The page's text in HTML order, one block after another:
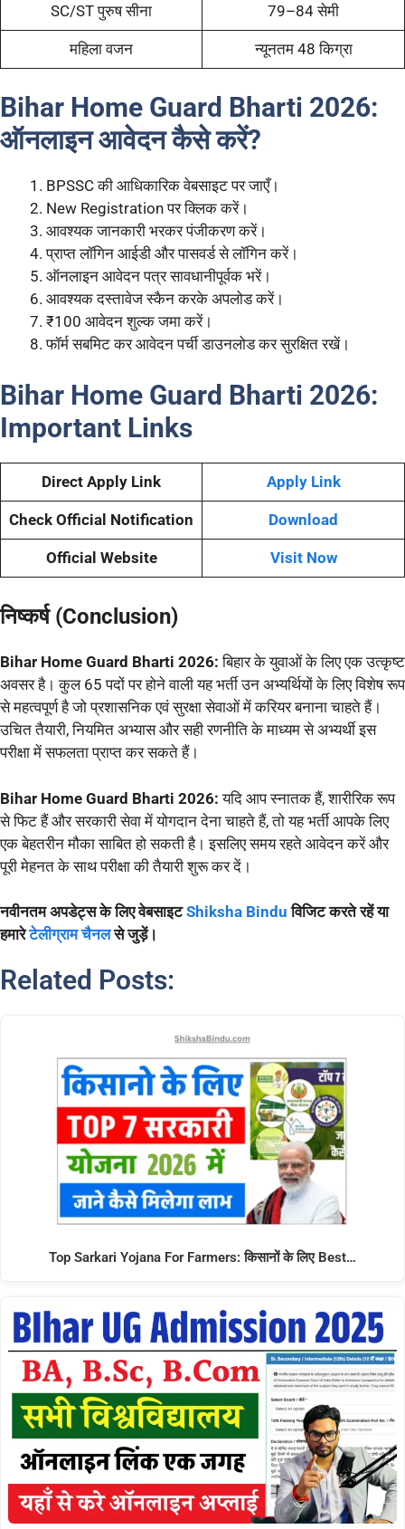
SC/ST पुरुष सीना 79–84 सेमी
महिला वजन न्यूनतम 48 किग्रा
Bihar Home Guard Bharti 2026:
ऑनलाइन आवेदन कैसे करें?
BPSSC की आधिकारिक वेबसाइट पर जाएँ।
New Registration पर क्लिक करें।
आवश्यक जानकारी भरकर पंजीकरण करें।
प्राप्त लॉगिन आईडी और पासवर्ड से लॉगिन करें।
ऑनलाइन आवेदन पत्र सावधानीपूर्वक भरें।
आवश्यक दस्तावेज स्कैन करके अपलोड करें।
₹100 आवेदन शुल्क जमा करें।
फॉर्म सबमिट कर आवेदन पर्ची डाउनलोड कर सुरक्षित रखें।
Bihar Home Guard Bharti 2026:
Important Links
Direct Apply Link Apply Link
Check Official Notification Download
Official Website Visit Now
निष्कर्ष (Conclusion)
Bihar Home Guard Bharti 2026: बिहार के युवाओं के लिए एक उत्कृष्ट
अवसर है। कुल 65 पदों पर होने वाली यह भर्ती उन अभ्यर्थियों के लिए विशेष रूप
से महत्वपूर्ण है जो प्रशासनिक एवं सुरक्षा सेवाओं में करियर बनाना चाहते हैं।
उचित तैयारी, नियमित अभ्यास और सही रणनीति के माध्यम से अभ्यर्थी इस
परीक्षा में सफलता प्राप्त कर सकते हैं।
Bihar Home Guard Bharti 2026: यदि आप स्नातक हैं, शारीरिक रूप
से फिट हैं और सरकारी सेवा में योगदान देना चाहते हैं, तो यह भर्ती आपके लिए
एक बेहतरीन मौका साबित हो सकती है। इसलिए समय रहते आवेदन करें और
पूरी मेहनत के साथ परीक्षा की तैयारी शुरू कर दें।
नवीनतम अपडेट्स के लिए वेबसाइटShiksha Bindu विजिट करते रहें या
हमारेटेलीग्राम चैनल से जुड़ें।
Related Posts:
Top Sarkari Yojana For Farmers: किसानों के लिए Best…